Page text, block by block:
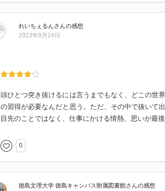
れいちぇるんさんの感想
2023年9月24日
頭ひとつ突き抜けるには言うまでもなく、どこの世
の習得が必要なんだと思う。ただ、その中で抜いて
目先のことではなく、仕事にかける情熱、思いが最
0
徳島文理大学 徳島キャンパス附属図書館さんの感想